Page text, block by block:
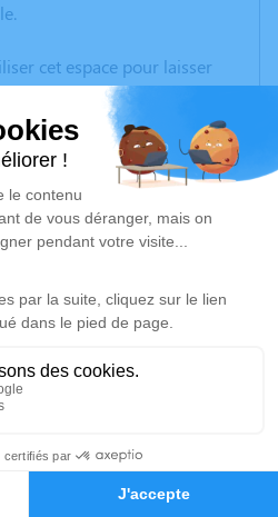
Hommages
cet espace pour laisser
des photos souvenirs, une
pensées à travers des
endroit est un lieu
la mémoire de Maurice
hommage est